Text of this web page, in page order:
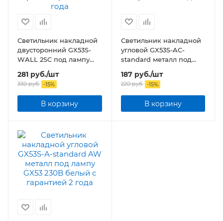
Светильник накладной
двусторонний GX53S-
WALL 2SC под лампу
GX53 230B сатин хром
281 руб./шт
330руб. -15%
В корзину
Светильник накладной
угловой GX53S-AC-
standard металл под
лампу GX53 230B хром
187руб./шт
220руб. -15%
В корзину